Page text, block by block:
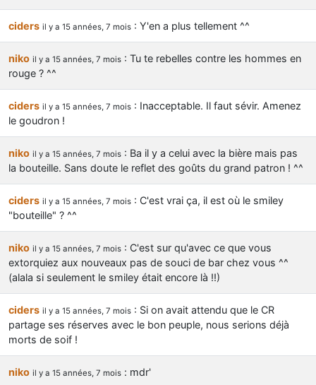
ciders il y a 15 années, 7 mois : Y'en a plus tellement ^^
niko il y a 15 années, 7 mois : Tu te rebelles contre les hommes en
rouge ? ^^
ciders il y a 15 années, 7 mois : Inacceptable. Il faut sévir. Amenez
le goudron !
niko il y a 15 années, 7 mois : Ba il y a celui avec la bière mais pas
la bouteille. Sans doute le reflet des goûts du grand patron ! ^^
ciders il y a 15 années, 7 mois : C'est vrai ça, il est où le smiley
"bouteille" ? ^^
niko il y a 15 années, 7 mois : C'est sur qu'avec ce que vous
extorquiez aux nouveaux pas de souci de bar chez vous ^^
(alala si seulement le smiley était encore là !!)
ciders il y a 15 années, 7 mois : Si on avait attendu que le CR
partage ses réserves avec le bon peuple, nous serions déjà
morts de soif !
niko il y a 15 années, 7 mois : mdr'